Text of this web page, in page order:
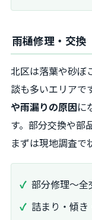
雨樋修理・交換
北区は落葉や砂ぼ
談も多いエリアで
や雨漏りの原因に
す。部分交換や部
まずは現地調査で
部分修理～
詰まり・傾